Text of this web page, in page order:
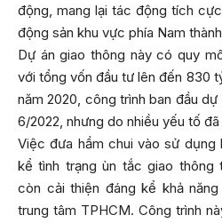
động, mang lại tác động tích
động sản khu vực phía Nam
Dự án giao thông này có quy
với tổng vốn đầu tư lên đến 830
năm 2020, công trình ban đầu
6/2022, nhưng do nhiều yếu tố
Việc đưa hầm chui vào sử dụng
kể tình trạng ùn tắc giao thông
còn cải thiện đáng kể khả
trung tâm TPHCM. Công trình